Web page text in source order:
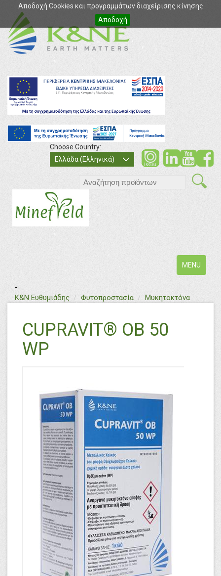
Αποδοχή Cookies και προγραμμάτων διαχείρισης κίνησης
Αποδοχή
Choose Country:
Ελλάδα (Ελληνικά)
Toggle
navigation
MENU
-
Κ&Ν Ευθυμιάδης textΦυτοπροστασία Μυκητοκτόνα
CUPRAVIT® OB 50
WP